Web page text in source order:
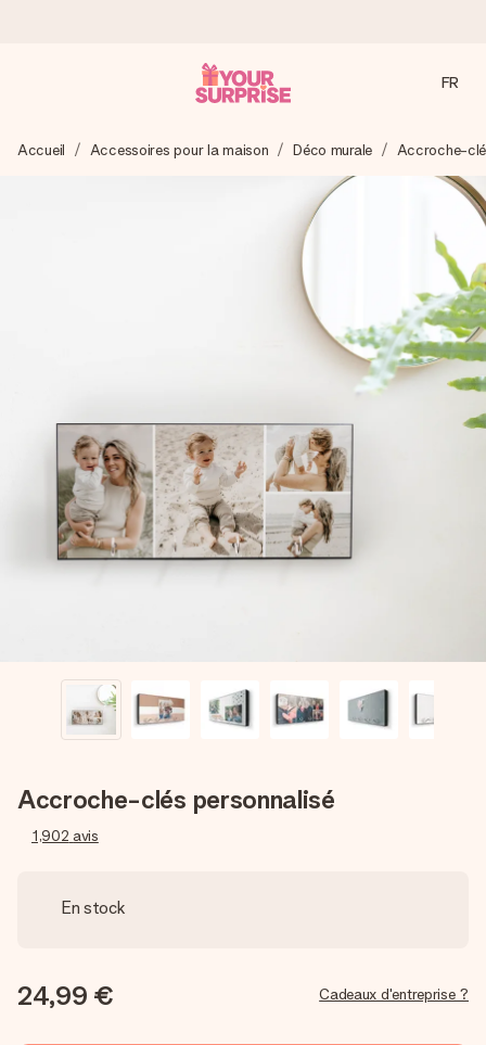
Nous préparons votre cadeau avec attention et l’envoyons
en un éclair – pour que vous puissiez l’offrir au bon moment,
4,9 (sur la base de +15 000 avis)
Nos cadeaux sont appréciés. Les clients nous attribuent
une note de 4,9 sur Google Reviews (total de tous les
Carte de vœux gratuite
Créez quelque chose d’unique en quelques étapes – avec
son prénom, votre photo ou un message qui touche le cœur.
Sans complications, juste tout l’amour pour le moment idéal.
FR
Accueil Accessoires pour la maison Déco murale Accroche-
Accroche-clés personnalisé
1,902 avis
En stock
24,99 € Cadeaux d'entreprise ?